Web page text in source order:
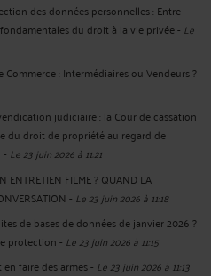
des données personnelles : Entre
du droit à la vie privée- Le
: Intermédiaires ou Vendeurs ?
judiciaire : la Cour de cassation
du droit de propriété au regard de
- Le 23 juin 2026 à 11:21
ENTRETIEN FILME ? QUAND LA
- Le 23 juin 2026 à 11:18
de bases de données de janvier 2026 ?
protection- Le 23 juin 2026 à 11:15
en faire des armes- Le 23 juin 2026 à 11:13